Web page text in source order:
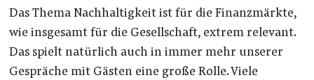
Das Thema Nachhaltigkeit ist für die Finanzmärkte,
wie insgesamt für die Gesellschaft, extrem relevant.
Das spielt natürlich auch in immer mehr unserer
Gespräche mit Gästen eine große Rolle. Viele